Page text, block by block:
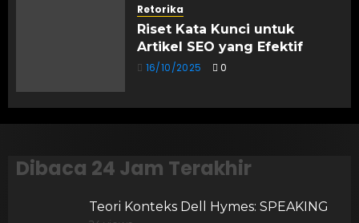
Retorika
Riset Kata Kunci untuk
Artikel SEO yang Efektif
16/10/2025 0
Dibaca 24 Jam Terakhir
Teori Konteks Dell Hymes: SPEAKING